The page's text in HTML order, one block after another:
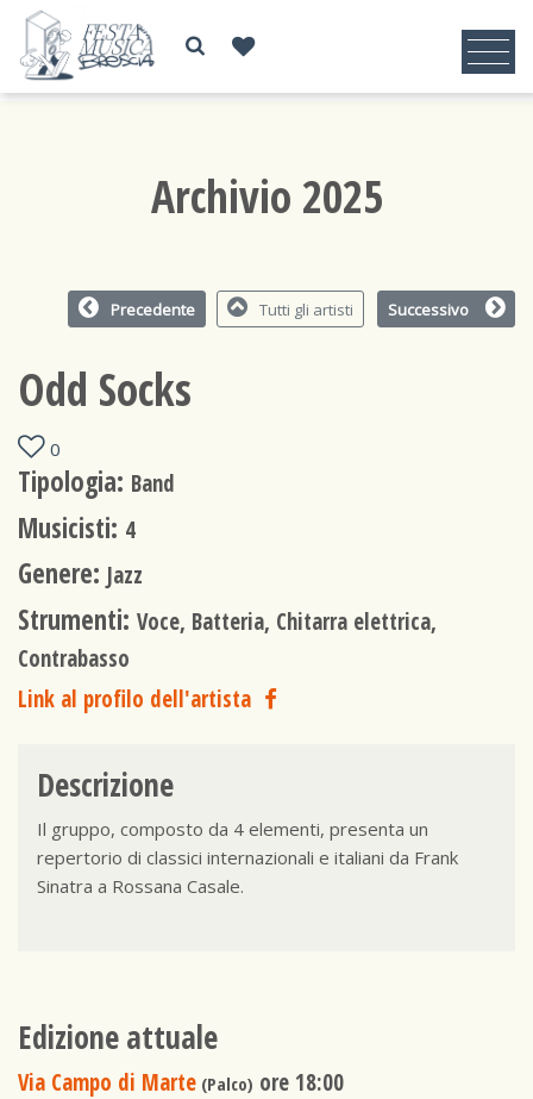
Archivio 2025
Precedente Tutti gli artisti Successivo
Odd Socks
0
Tipologia: Band
Musicisti: 4
Genere: Jazz
Strumenti: Voce, Batteria, Chitarra elettrica,
Contrabasso
Link al profilo dell'artista
Descrizione
Il gruppo, composto da 4 elementi, presenta un
repertorio di classici internazionali e italiani da Frank
Sinatra a Rossana Casale.
Edizione attuale
Via Campo di Marte (Palco) ore 18:00